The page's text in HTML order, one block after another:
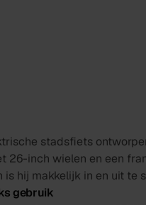
stadsfiets
26-inch wielen en een
hij makkelijk in en uit te
gebruik